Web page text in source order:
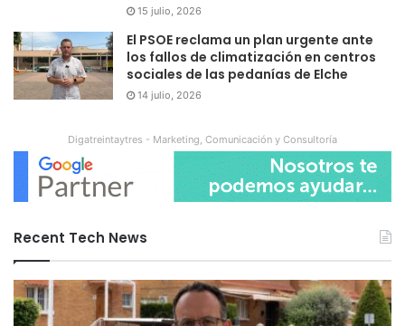
15 julio, 2026
El PSOE reclama un plan urgente ante
los fallos de climatización en centros
sociales de las pedanías de Elche
14 julio, 2026
Digatreintaytres - Marketing, Comunicación y Consultoría
Recent Tech News